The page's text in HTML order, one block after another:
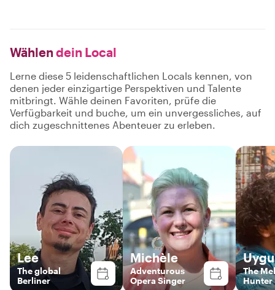
Wählen dein Local
Lerne diese 5 leidenschaftlichen Locals kennen, von
denen jeder einzigartige Perspektiven und Talente
mitbringt. Wähle deinen Favoriten, prüfe die
Verfügbarkeit und buche, um ein unvergessliches, auf
dich zugeschnittenes Abenteuer zu erleben.
Lee
The global
Berliner
Michèle
Adventurous
Opera Singer
The
Hunter